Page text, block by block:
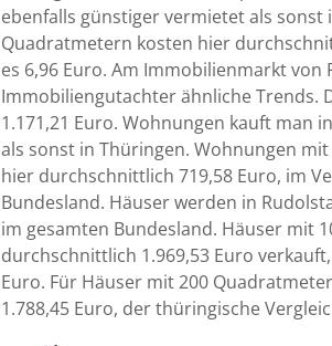
ebenfalls günstiger vermietet als sonst
Quadratmetern kosten hier
es 6,96 Euro. Am Immobilienmarkt
Immobiliengutachter ähnliche Trends.
1.171,21 Euro. Wohnungen kauft man
als sonst in Thüringen. Wohnungen
hier durchschnittlich 719,58 Euro, im
Bundesland. Häuser werden in
im gesamten Bundesland. Häuser mit
durchschnittlich 1.969,53 Euro
Euro. Für Häuser mit 200
1.788,45 Euro, der thüringische